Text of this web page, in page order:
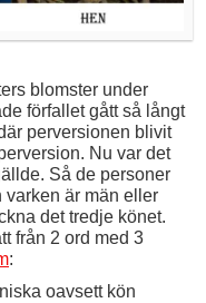
blomster under
förfallet gått så långt
perversionen blivit
Nu var det
Så de personer
varken är män eller
det tredje könet.
från 2 ord med 3
:
oavsett kön